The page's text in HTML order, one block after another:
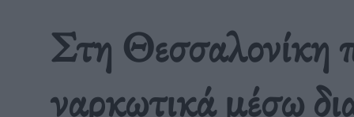
Στη Θεσσαλονίκη
ναρκωτικά μέσω